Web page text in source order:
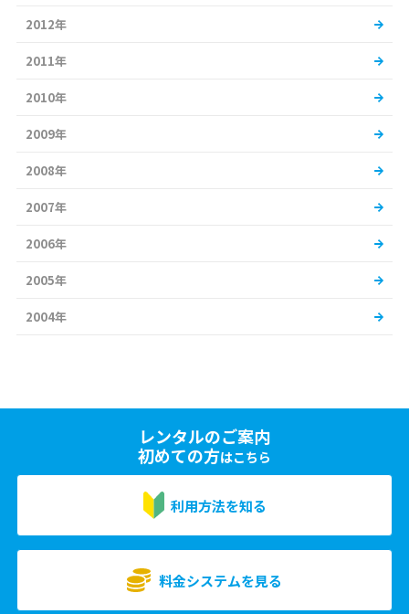
2012年
2011年
2010年
2009年
2008年
2007年
2006年
2005年
2004年
レンタルのご案内
初めての方はこちら
利用方法を知る
料金システムを見る